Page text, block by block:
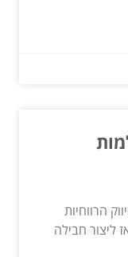
הרווחיות
ליצור חבילה